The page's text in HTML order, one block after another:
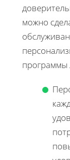
можно
программы